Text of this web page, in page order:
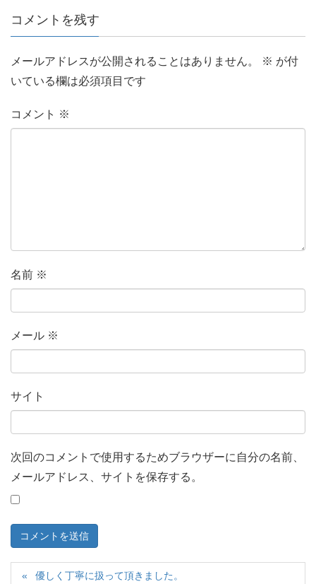
コメントを残す
メールアドレスが公開されることはありません。 ※ が付
いている欄は必須項目です
コメント ※
名前 ※
メール ※
サイト
次回のコメントで使用するためブラウザーに自分の名前、
メールアドレス、サイトを保存する。
優しく丁寧に扱って頂きました。